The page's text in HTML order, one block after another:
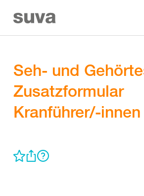
Seh- und
Zusatzformular
Kranführer/-innen